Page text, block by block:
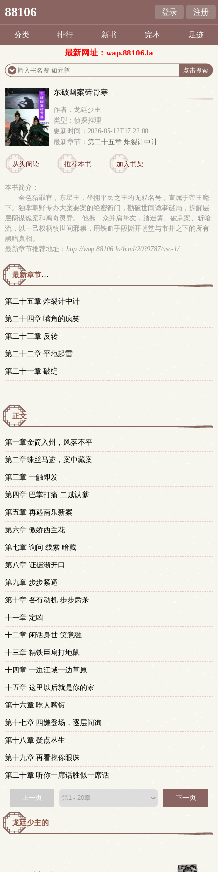
88106 登录 注册
分类 排行 新书 完本 足迹
最新网址：wap.88106.la
东破幽案碎骨寒
作者：龙廷少主
类型：侦探推理
更新时间：2026-05-12T17:22:00
最新章节： 第二十五章 炸裂计中计
从头阅读 推荐本书 加入书架
本书简介：
金色猎罪官，东星王，坐拥平民之王的无双名号，直属于帝王麾
下。独掌朝野专办大案要案的绝密衙门，勘破世间诡事谜局，拆解层
层阴谋诡案和离奇灵异。 他携一众并肩挚友，踏迷雾、破悬案、斩暗
流，以一己权柄镇世间邪祟，用铁血手段撕开朝堂与市井之下的所有
黑暗真相。
最新章节推荐地址： http://wap.88106.la/html/2039787/asc-1/
最新章节预览 更新时间：2026-05-12T17:22:00
第二十五章 炸裂计中计
第二十四章 嘴角的疯笑
第二十三章 反转
第二十二章 平地起雷
第二十一章 破绽
正文
第一章金简入州，风落不平
第二章蛛丝马迹，案中藏案
第三章 一触即发
第四章 巴掌打痛 二贼认爹
第五章 再遇南乐新案
第六章 傲娇西兰花
第七章 询问 线索 暗藏
第八章 证据渐开口
第九章 步步紧逼
第十章 各有动机 步步肃杀
十一章 定凶
十二章 闲话身世 笑意融
十三章 精铁巨扇打地鼠
十四章 一边江域一边草原
十五章 这里以后就是你的家
第十六章 吃人嘴短
第十七章 四嫌登场，逐层问询
第十八章 疑点丛生
第十九章 再看挖你眼珠
第二十章 听你一席话胜似一席话
上一页 下一页
龙廷少主的